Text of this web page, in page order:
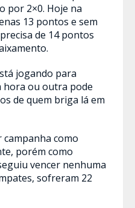
por 2×0. Hoje na
13 pontos e sem
de 14 pontos
jogando para
hora ou outra pode
de quem briga lá em
campanha como
porém como
vencer nenhuma
sofreram 22